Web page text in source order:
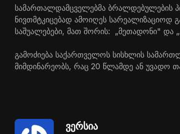
სამართალდამცველებმა ბრალდებულების
ნივთმტკიცებად ამოიღეს
საშუალებები, მათ შორის: „მეთადონი" და
გამოძიება საქართველოს სისხლის
მიმდინარეობს, რაც 20 წლამდე ან უვადო
ვერსია